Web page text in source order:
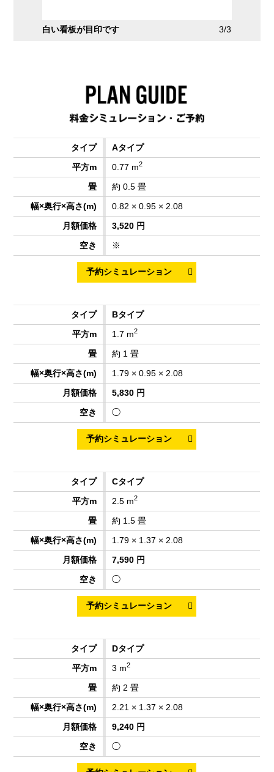
白い看板が目印です 3/3
Aタイプ
0.77 m2
約 0.5 畳
0.82 × 0.95 × 2.08
3,520 円
※
Bタイプ
1.7 m2
約 1 畳
1.79 × 0.95 × 2.08
5,830 円
◯
Cタイプ
2.5 m2
約 1.5 畳
1.79 × 1.37 × 2.08
7,590 円
◯
Dタイプ
3 m2
約 2 畳
2.21 × 1.37 × 2.08
9,240 円
◯